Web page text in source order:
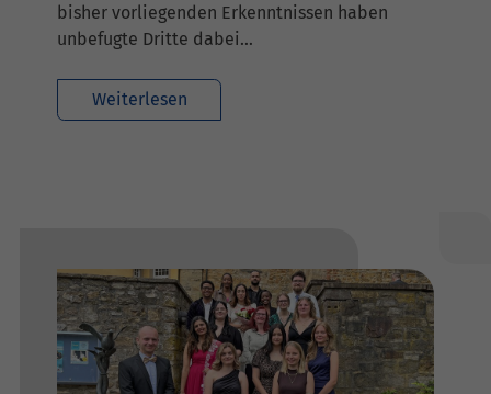
bisher vorliegenden Erkenntnissen haben
unbefugte Dritte dabei…
Weiterlesen